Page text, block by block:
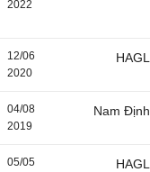
2022
12/06
2020
HAGL
04/08
2019
Nam Định
05/05
HAGL